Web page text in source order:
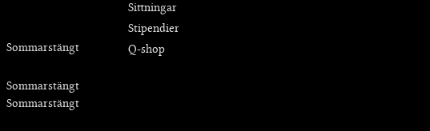
Sommarstängt
Sommarstängt
Sommarstängt
Sittningar
Stipendier
Q-shop